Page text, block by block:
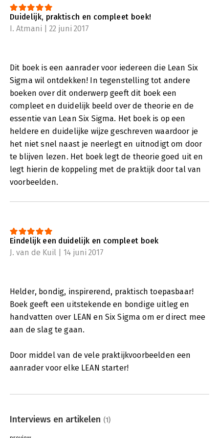
geciteerde auteur en onderzoeker voor Lean Six Sigma.
Duidelijk, praktisch en compleet boek!
I. Atmani | 22 juni 2017
Dit boek is een aanrader voor iedereen die Lean Six
Sigma wil ontdekken! In tegenstelling tot andere
boeken over dit onderwerp geeft dit boek een
compleet en duidelijk beeld over de theorie en de
essentie van Lean Six Sigma. Het boek is op een
heldere en duidelijke wijze geschreven waardoor je
het niet snel naast je neerlegt en uitnodigt om door
te blijven lezen. Het boek legt de theorie goed uit en
legt hierin de koppeling met de praktijk door tal van
voorbeelden.
Eindelijk een duidelijk en compleet boek
J. van de Kuil | 14 juni 2017
Helder, bondig, inspirerend, praktisch toepasbaar!
Boek geeft een uitstekende en bondige uitleg en
handvatten over LEAN en Six Sigma om er direct mee
aan de slag te gaan.
Door middel van de vele praktijkvoorbeelden een
aanrader voor elke LEAN starter!
Interviews en artikelen (1)